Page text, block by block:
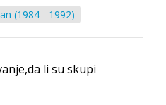
(1984 - 1992)
li su skupi